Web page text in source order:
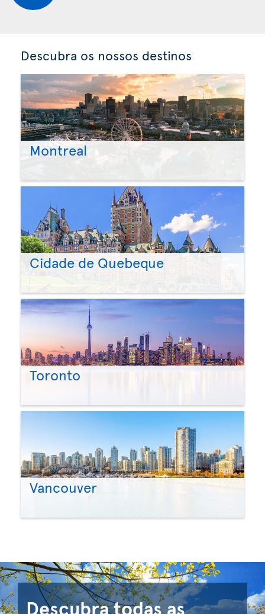
Descubra os nossos destinos
Montreal
Cidade de Quebeque
Toronto
Vancouver
Descubra todas as